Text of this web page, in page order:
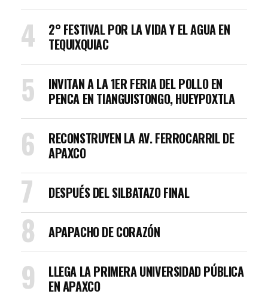
2° FESTIVAL POR LA VIDA Y EL AGUA EN
TEQUIXQUIAC
INVITAN A LA 1ER FERIA DEL POLLO EN
PENCA EN TIANGUISTONGO, HUEYPOXTLA
RECONSTRUYEN LA AV. FERROCARRIL DE
APAXCO
DESPUÉS DEL SILBATAZO FINAL
APAPACHO DE CORAZÓN
LLEGA LA PRIMERA UNIVERSIDAD PÚBLICA
EN APAXCO